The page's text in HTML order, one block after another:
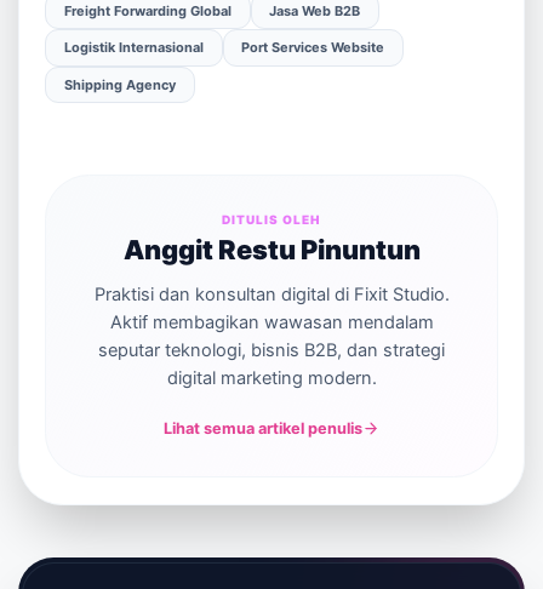
Freight Forwarding Global Jasa Web B2B
Logistik Internasional Port Services Website
Shipping Agency
DITULIS OLEH
Anggit Restu Pinuntun
Praktisi dan konsultan digital di Fixit Studio.
Aktif membagikan wawasan mendalam
seputar teknologi, bisnis B2B, dan strategi
digital marketing modern.
Lihat semua artikel penulis